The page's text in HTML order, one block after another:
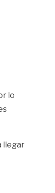
lo
llegar